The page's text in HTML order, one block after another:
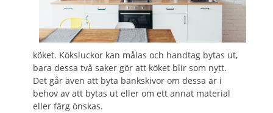
köket. Köksluckor kan målas och handtag bytas ut,
bara dessa två saker gör att köket blir som nytt.
Det går även att byta bänkskivor om dessa är i
behov av att bytas ut eller om ett annat material
eller färg önskas.